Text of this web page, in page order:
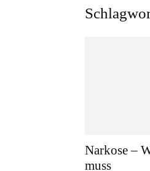
Narkose –
muss